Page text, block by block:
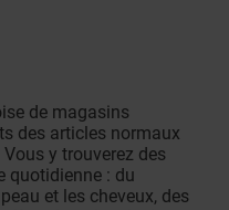
de magasins
des articles normaux
y trouverez des
quotidienne : du
et les cheveux, des